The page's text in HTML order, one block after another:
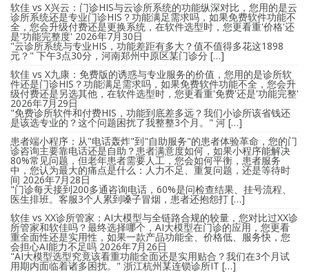
软佳 vs X兴云：门诊HIS与云诊所系统的功能纵深对比，您用的是云
诊所系统还是专业门诊HIS？功能满足需求吗，如果免费软件功能不
全，您会升级付费还是更换系统，在软件选型时，您更看重'价格'还
是'功能完整度' 2026年7月30日
"云诊所系统与专业HIS，功能差距有多大？值不值得多花这1898
元？" 下午3点30分，河南郑州中原区某门诊分 […]
软佳 vs X九康：免费版的诱惑与专业服务的价值，您用的是诊所软
件还是门诊HIS？功能满足需求吗，如果免费软件功能不全，您会升
级付费还是另选其他，在软件选型时，您更看重'免费'还是'功能完整'
2026年7月29日
"免费诊所软件和付费HIS，功能到底差多远？我们小诊所该省钱还
是该选专业的？这个问题困扰了我整整3个月。" 河 […]
患者端小程序：从"电话轰炸"到"自助服务"的患者体验革命，您的门
诊咨询主要靠电话还是自助？患者满意度如何，如果小程序能解决
80%常见问题，但老年患者需要人工，您会如何平衡，患者服务
中，您认为最大的痛点是什么：人力不足、重复问题，还是等待时
间 2026年7月28日
"门诊每天接到200多通咨询电话，60%是问检查结果、挂号流程、
医生排班。客服3个人累到嗓子冒烟，患者还抱怨打 […]
软佳 vs XX诊所管家：AI大模型与全链路合规的较量，您对比过XX诊
所管家和软佳吗？最终选择哪个，AI大模型在门诊的应用，您更看
重全面性还是实用性，如果一款产品功能全、价格低、服务快，您
会担心AI能力不足吗 2026年7月26日
"AI大模型选型究竟该看重功能全面还是实用贴合？我们在3个月试
用期内面临着诸多困扰。" 浙江杭州某连锁诊所IT […]